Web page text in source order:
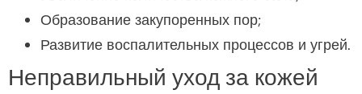
Образование закупоренных пор;
Развитие воспалительных процессов и угрей.
Неправильный уход за кожей